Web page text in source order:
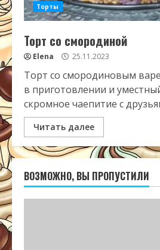
Торты
Торт со смородиной
Elena 25.11.2023
Торт со смородиновым
в приготовлении и
скромное чаепитие с
Читать далее
ВОЗМОЖНО, ВЫ ПРОПУСТИЛИ